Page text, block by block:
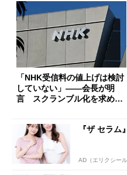
「NHK受信料の値上げは検討
していない」――会長が明
言 スクランブル化を求める
『ザ セラム
AD（エリクシー